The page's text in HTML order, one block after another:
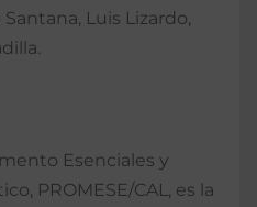
Luis Lizardo,
Esenciales y
PROMESE/CAL, es la